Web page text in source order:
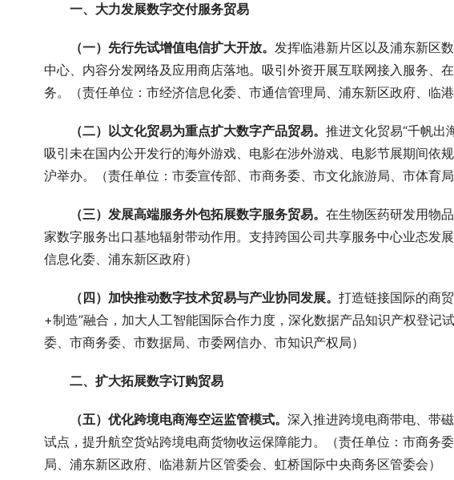
一、大力发展数字交付服务贸易
（一）先行先试增值电信扩大开放。 发挥临港新片区以及浦东新区
中心、内容分发网络及应用商店落地。吸引外资开展互联网接入服务、
务。（责任单位：市经济信息化委、市通信管理局、浦东新区政府、临港
（二）以文化贸易为重点扩大数字产品贸易。 推进文化贸易“千帆出
吸引未在国内公开发行的海外游戏、电影在涉外游戏、电影节展期间依
沪举办。（责任单位：市委宣传部、市商务委、市文化旅游局、市体育局
（三）发展高端服务外包拓展数字服务贸易。 在生物医药研发用物
家数字服务出口基地辐射带动作用。支持跨国公司共享服务中心业态发
信息化委、浦东新区政府）
（四）加快推动数字技术贸易与产业协同发展。 打造链接国际的商
+制造”融合，加大人工智能国际合作力度，深化数据产品知识产权登记
委、市商务委、市数据局、市委网信办、市知识产权局）
二、扩大拓展数字订购贸易
（五）优化跨境电商海空运监管模式。 深入推进跨境电商带电、带
试点，提升航空货站跨境电商货物收运保障能力。（责任单位：市商务
局、浦东新区政府、临港新片区管委会、虹桥国际中央商务区管委会）